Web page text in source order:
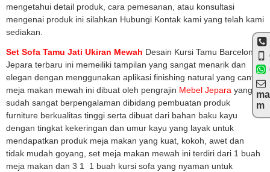
mengetahui detail produk, cara pemesanan, atau konsultasi
mengenai produk ini silahkan Hubungi Kontak kami yang telah kami
sediakan.
Set Sofa Tamu Jati Ukiran Mewah Desain Kursi Tamu Barcelona
Jepara terbaru ini memeiliki tampilan yang sangat menarik dan
elegan dengan menggunakan aplikasi finishing natural yang cantik,
meja makan mewah ini dibuat oleh pengrajin Mebel Jepara yang
sudah sangat berpengalaman dibidang pembuatan produk
furniture berkualitas tinggi serta dibuat dari bahan baku kayu
dengan tingkat kekeringan dan umur kayu yang layak untuk
mendapatkan produk meja makan yang kuat, kokoh, awet dan
tidak mudah goyang, set meja makan mewah ini terdiri dari 1 buah
meja makan dan 3 1 1 buah kursi sofa yang nyaman untuk
m